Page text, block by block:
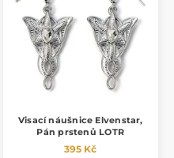
Visací náušnice Elvenstar,
Pán prstenů LOTR
395 Kč